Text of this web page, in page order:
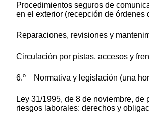
Procedimientos seguros de
en el exterior (recepción de órdenes
Reparaciones, revisiones y
Circulación por pistas, accesos y
6.º Normativa y legislación (una
Ley 31/1995, de 8 de noviembre, de
riesgos laborales: derechos y